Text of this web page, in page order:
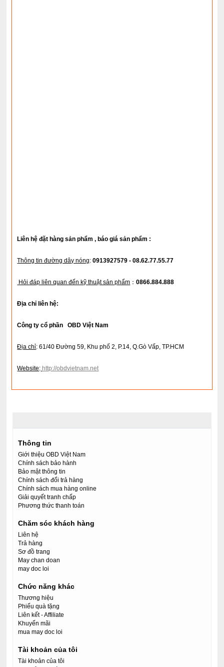
Liên hệ đặt hàng sản phẩm , báo giá sản phẩm :
Thông tin đường dây nóng:0913927579 - 08.62.77.55.77
Hỏi đáp liên quan đến kỹ thuật sản phẩm ：0866.884.888
Địa chỉ liên hệ:
Công ty cổ phần OBD Việt Nam
Địa chỉ: 61/40 Đường 59, Khu phố 2, P.14, Q.Gò Vấp, TP.HCM
Website: http://obdvietnam.net
Thông tin
Giới thiệu OBD Việt Nam
Chính sách bảo hành
Bảo mật thông tin
Chính sách đổi trả hàng
Chính sách mua hàng online
Giải quyết tranh chấp
Phương thức thanh toán
Chăm sóc khách hàng
Liên hệ
Trả hàng
Sơ đồ trang
May chan doan
may doc loi
Chức năng khác
Thương hiệu
Phiếu quà tặng
Liên kết - Affiliate
Khuyến mãi
mua may doc loi
Tài khoản của tôi
Tài khoản của tôi